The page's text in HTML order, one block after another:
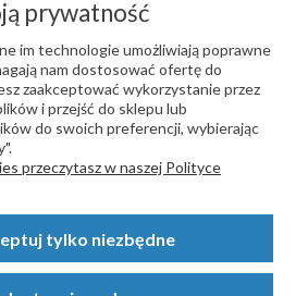
Informacje
OBSŁUGUJE:
- Akcesoria do bram i ogrodzeń -
prywatność
im technologie umożliwiają poprawne
nam dostosować ofertę do
zaakceptować wykorzystanie przez
i przejść do sklepu lub
do swoich preferencji, wybierając
przeczytasz w naszej Polityce
tylko niezbędne